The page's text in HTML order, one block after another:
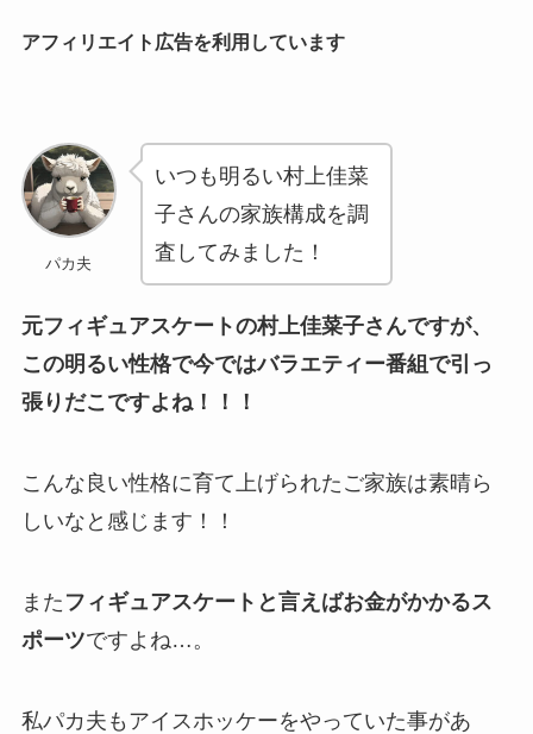
アフィリエイト広告を利用しています
パカ夫
いつも明るい村上佳菜
子さんの家族構成を調
査してみました！
元フィギュアスケートの村上佳菜子さんですが、
この明るい性格で今ではバラエティー番組で引っ
張りだこですよね！！！
こんな良い性格に育て上げられたご家族は素晴ら
しいなと感じます！！
また フィギュアスケートと言えばお金がかかるス
ポーツですよね…。
私パカ夫もアイスホッケーをやっていた事があ